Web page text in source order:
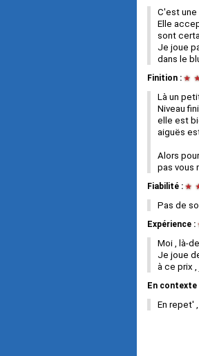
C'est une
Elle
sont
Je joue
dans le
Finition : ★
Là un
Niveau
elle est
aiguës
Alors
pas vous
Fiabilité : ★
Pas de
Expérience :
Moi , là-
Je joue
à ce prix
En contexte
En repet'